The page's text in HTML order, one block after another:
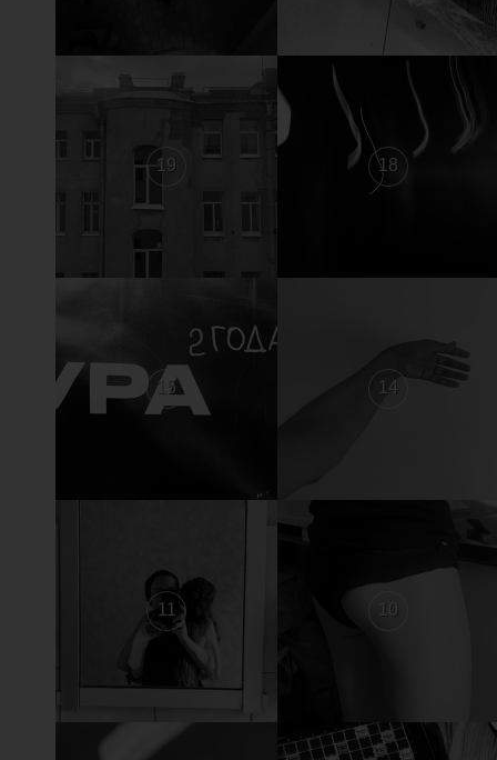
19 18
15 14
11 10